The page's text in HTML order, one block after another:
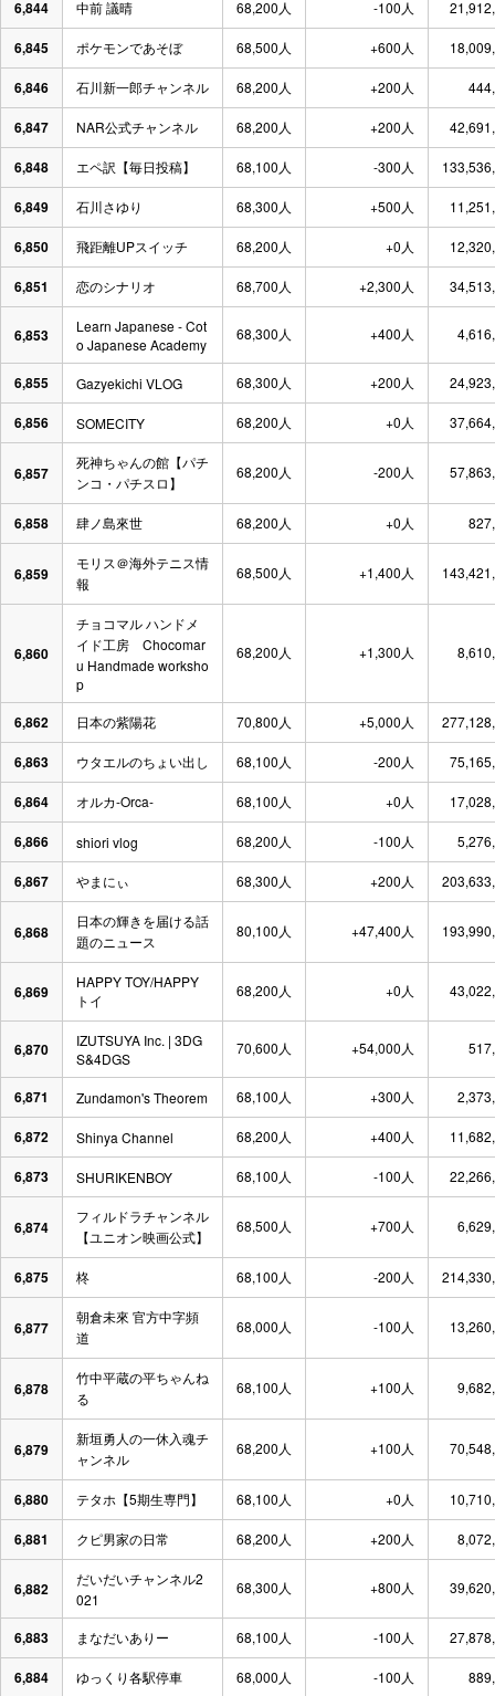
6,844 中前 議晴 68,200人 -100人
6,845 ポケモンであそぼ 68,500人 +600人
6,846 石川新一郎チャンネル 68,200人 +200人
6,847 NAR公式チャンネル 68,200人 +200人
6,848 エペ訳【毎日投稿】 68,100人 -300人
6,849 石川さゆり 68,300人 +500人
6,850 飛距離UPスイッチ 68,200人 +0人
6,851 恋のシナリオ 68,700人 +2,300人
6,853
Learn Japanese - Cot
o Japanese Academy
68,300人 +400人
6,855 Gazyekichi VLOG 68,300人 +200人
6,856 SOMECITY 68,200人 +0人
6,857
死神ちゃんの館【パチ
ンコ・パチスロ】
68,200人 -200人
6,858 肆ノ島來世 68,200人 +0人
6,859
モリス＠海外テニス情
報
68,500人 +1,400人
6,860
チョコマル ハンドメ
イド工房 Chocomar
u Handmade worksho
p
68,200人 +1,300人
6,862 日本の紫陽花 70,800人 +5,000人
6,863 ウタエルのちょい出し 68,100人 -200人
6,864 オルカ-Orca- 68,100人 +0人
6,866 shiori vlog 68,200人 -100人
6,867 やまにぃ 68,300人 +200人
6,868
日本の輝きを届ける話
題のニュース
80,100人 +47,400人
6,869
HAPPY TOY/HAPPY
トイ
68,200人 +0人
6,870
IZUTSUYA Inc. | 3DG
S&4DGS
70,600人 +54,000人
6,871 Zundamon's Theorem 68,100人 +300人
6,872 Shinya Channel 68,200人 +400人
6,873 SHURIKENBOY 68,100人 -100人
6,874
フィルドラチャンネル
【ユニオン映画公式】
68,500人 +700人
6,875 柊 68,100人 -200人
6,877
朝倉未來 官方中字頻
道
68,000人 -100人
6,878
竹中平蔵の平ちゃんね
る
68,100人 +100人
6,879
新垣勇人の一休入魂チ
ャンネル
68,200人 +100人
6,880 テタホ【5期生専門】 68,100人 +0人
6,881 クピ男家の日常 68,200人 +200人
6,882
だいだいチャンネル2
021
68,300人 +800人
6,883 まなだいありー 68,100人 -100人
6,884 ゆっくり各駅停車 68,000人 -100人